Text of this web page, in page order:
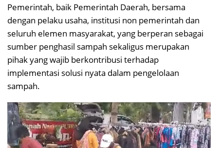
Pemerintah, baik Pemerintah Daerah, bersama
dengan pelaku usaha, institusi non pemerintah dan
seluruh elemen masyarakat, yang berperan sebagai
sumber penghasil sampah sekaligus merupakan
pihak yang wajib berkontribusi terhadap
implementasi solusi nyata dalam pengelolaan
sampah.